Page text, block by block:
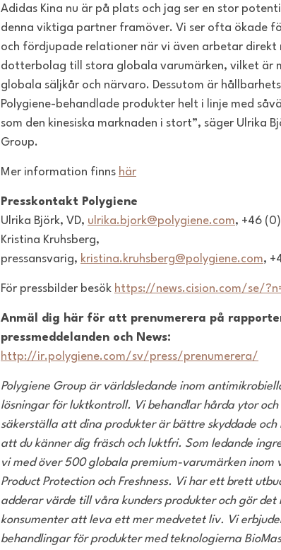
Adidas Kina nu är på plats och jag ser en stor
denna viktiga partner framöver. Vi ser ofta ökade
och fördjupade relationer när vi även arbetar direkt
dotterbolag till stora globala varumärken, vilket är
globala säljkår och närvaro. Dessutom är
Polygiene-behandlade produkter helt i linje med
som den kinesiska marknaden i stort”, säger Ulrika
Group.
Mer information finns här
Presskontakt Polygiene
Ulrika Björk, VD, ulrika.bjork@polygiene.com, +46
Kristina Kruhsberg,
pressansvarig, kristina.kruhsberg@polygiene.com,
För pressbilder besök https://news.cision.com/se/
Anmäl dig här för att prenumerera på
pressmeddelanden och News:
http://ir.polygiene.com/sv/press/prenumerera/
Polygiene Group är världsledande inom antimikrobiell
lösningar för luktkontroll. Vi behandlar hårda ytor
säkerställa att dina produkter är bättre skyddade och
att du känner dig fräsch och luktfri. Som ledande
vi med över 500 globala premium-varumärken inom
Product Protection och Freshness. Viharett brett
adderar värde tillvåra kunders produkter och gör det
konsumenter att leva ett mer medvetet liv. Vi
behandlingar för produktermed teknologierna